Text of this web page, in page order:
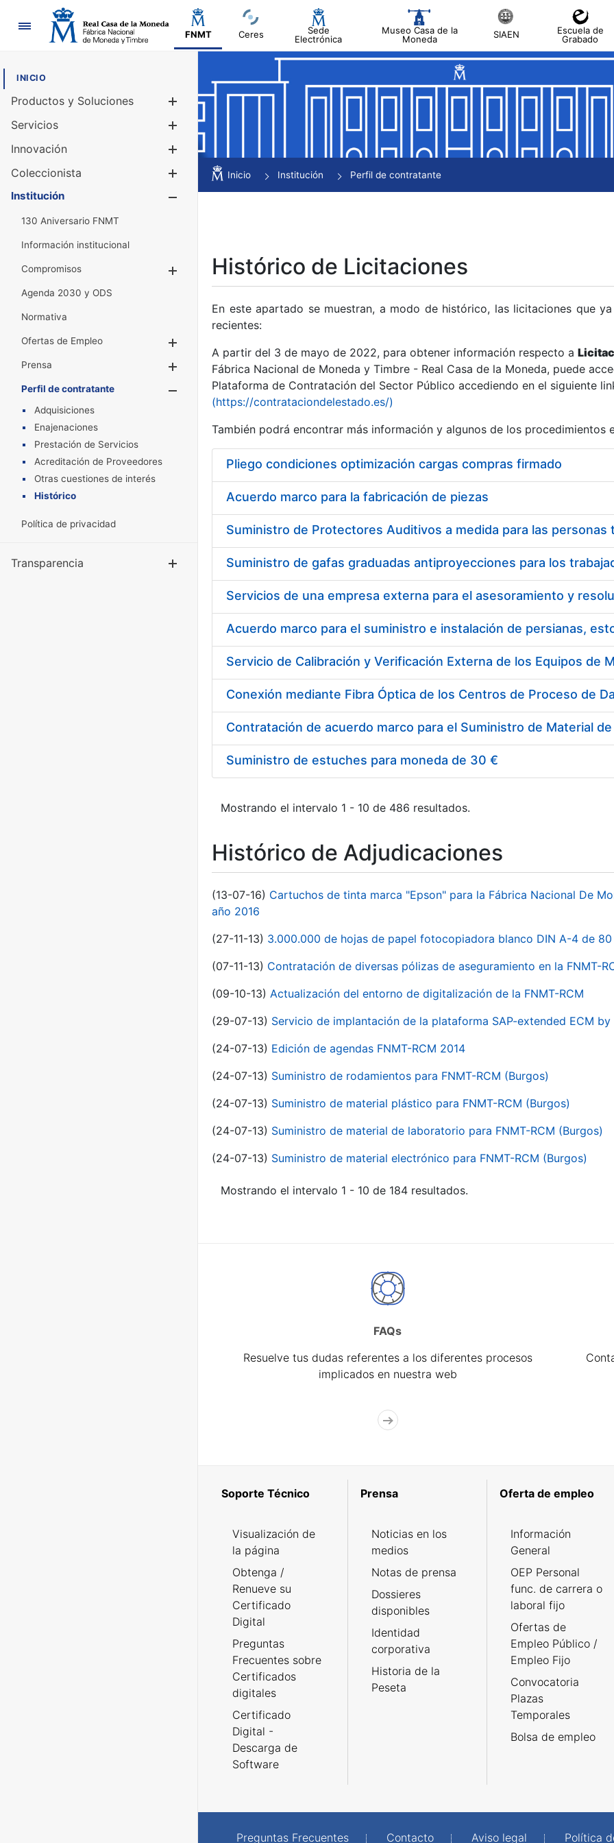
Navegación
FNMT Ceres
Sede
Electrónica
Museo Casa de la
Moneda
SIAEN
Escuela de
Grabado
INICIO
Productos y Soluciones
Mostrar/Ocultar
Servicios
Innovación
Coleccionista
Mostrar/Ocultar
Institución
130 Aniversario FNMT
Información institucional
Compromisos
Mostrar/Ocultar
Agenda 2030 y ODS
Normativa
Ofertas de Empleo
Prensa
Mostrar/Ocultar
Perfil de contratante
Mostrar/Ocultar
Adquisiciones
Enajenaciones
Prestación de Servicios
Acreditación de Proveedores
Otras cuestiones de interés
Histórico
Política de privacidad
Transparencia Mostrar/Ocultar
Inicio Institución Perfil de contratante
Histórico de Licitaciones
En este apartado se muestran, a modo de histórico, las licitaciones que
recientes:
A partir del 3 de mayo de 2022, para obtener información respecto a
Fábrica Nacional de Moneda y Timbre - Real Casa de la Moneda, puede
Plataforma de Contratación del Sector Público accediendo en el siguiente
(https://contrataciondelestado.es/)
También podrá encontrar más información y algunos de los procedimientos
Pliego condiciones optimización cargas compras firmado
Acuerdo marco para la fabricación de piezas
Acuerdo marco para el suministro e instalación de persianas,
Suministro de estuches para moneda de 30 €
Mostrando el intervalo 1 - 10 de 486 resultados.
Histórico de Adjudicaciones
(13-07-16) Cartuchos de tinta marca "Epson" para la Fábrica Nacional De
año 2016
(27-11-13) 3.000.000 de hojas de papel fotocopiadora blanco DIN A-4 de 80
(07-11-13) Contratación de diversas pólizas de aseguramiento en la FNMT-
(09-10-13) Actualización del entorno de digitalización de la FNMT-RCM
(29-07-13) Servicio de implantación de la plataforma SAP-extended ECM by
(24-07-13) Edición de agendas FNMT-RCM 2014
(24-07-13) Suministro de rodamientos para FNMT-RCM (Burgos)
(24-07-13) Suministro de material plástico para FNMT-RCM (Burgos)
(24-07-13) Suministro de material de laboratorio para FNMT-RCM (Burgos)
(24-07-13) Suministro de material electrónico para FNMT-RCM (Burgos)
Mostrando el intervalo 1 - 10 de 184 resultados.
FAQs
Resuelve tus dudas referentes a los diferentes procesos
implicados en nuestra web
Soporte Técnico
Visualización de
la página
Obtenga /
Renueve su
Certificado
Digital
Preguntas
Frecuentes sobre
Certificados
digitales
Certificado
Digital -
Descarga de
Software
Prensa
Noticias en los
medios
Notas de prensa
Dossieres
disponibles
Identidad
corporativa
Historia de la
Peseta
Oferta de empleo
Información
General
OEP Personal
func. de carrera o
laboral fijo
Ofertas de
Empleo Público /
Empleo Fijo
Convocatoria
Plazas
Temporales
Bolsa de empleo
Preguntas Frecuentes Contacto Aviso legal Política